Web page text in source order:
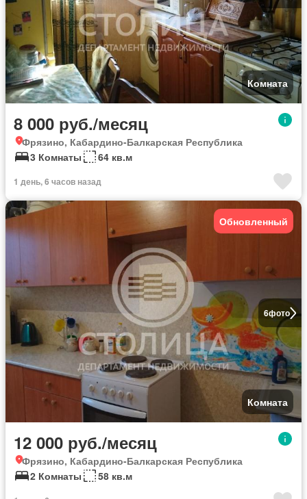
Комната
8 000 руб./месяц
Фрязино, Кабардино-Балкарская Республика
3 Комнаты
64 кв.м
1 день, 6 часов назад
6фото
Обновленный
Комната
12 000 руб./месяц
Фрязино, Кабардино-Балкарская Республика
2 Комнаты
58 кв.м